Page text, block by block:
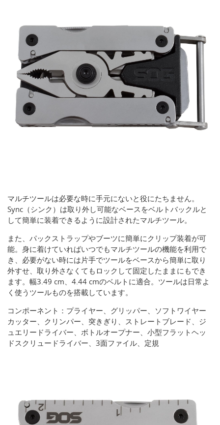
マルチツールは必要な時に手元にないと役にたちません。
Sync（シンク）は取り外し可能なベースをベルトバックルと
して簡単に装着できるように設計されたマルチツール。
また、パックストラップやブーツに簡単にクリップ装着が可
能。身に着けていればいつでもマルチツールの機能を利用で
き、必要がない時には片手でツールをベースから簡単に取り
外すせ、取り外さなくてもロックして固定したままにもでき
ます。幅3.49 cm、4.44 cmのベルトに適合。ツールは日常よ
く使うツールものを搭載しています。
コンポーネント：プライヤー、グリッパー、ソフトワイヤー
カッター、クリンパー、突きぎり、ストレートブレード、ジ
ュエリードライバー、ボトルオープナー、小型フラットヘッ
ドスクリュードライバー、3面ファイル、定規